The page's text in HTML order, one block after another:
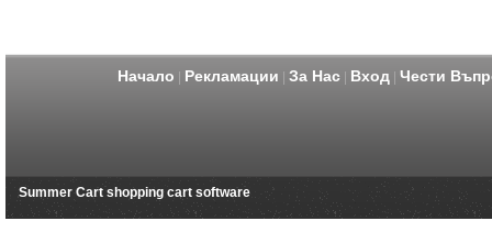
Начало Рекламации За Нас| Вход| Чести
Summer Cart shopping cart software